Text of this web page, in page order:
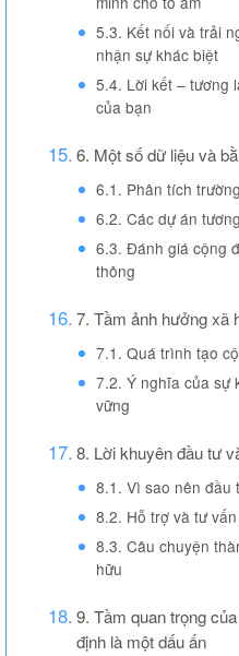
5.3. Kết nối và trải
nhận sự khác biệt
5.4. Lời kết – tương
của bạn
6. Một số dữ liệu và
6.1. Phân tích
6.2. Các dự án
6.3. Đánh giá cộng
thông
7. Tầm ảnh hưởng xã
7.1. Quá trình tạo
7.2. Ý nghĩa của sự
vững
8. Lời khuyên đầu tư
8.1. Vì sao nên đầu
8.2. Hỗ trợ và tư
8.3. Câu chuyện
hữu
9. Tầm quan trọng
định là một dấu ấn